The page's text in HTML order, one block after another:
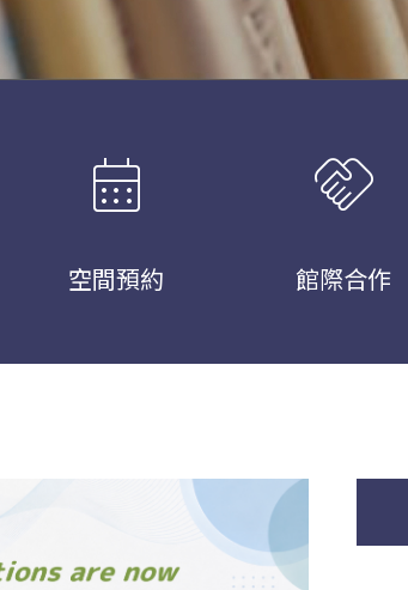
calendar_month
空間預約
handshake
館際合作